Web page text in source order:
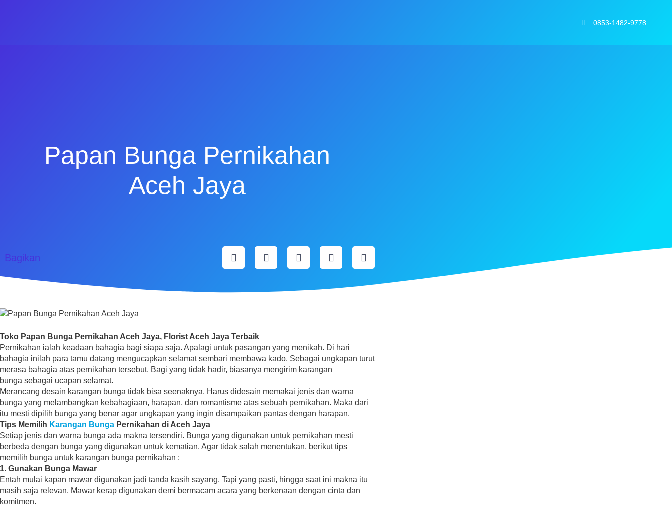
0853-1482-9778
Papan Bunga Pernikahan
Aceh Jaya
Bagikan
Toko Papan Bunga Pernikahan Aceh Jaya, Florist Aceh Jaya Terbaik
Pernikahan ialah keadaan bahagia bagi siapa saja. Apalagi untuk pasangan yang menikah. Di hari
bahagia inilah para tamu datang mengucapkan selamat sembari membawa kado. Sebagai ungkapan turut
merasa bahagia atas pernikahan tersebut. Bagi yang tidak hadir, biasanya mengirim karangan
bunga sebagai ucapan selamat.
Merancang desain karangan bunga tidak bisa seenaknya. Harus didesain memakai jenis dan warna
bunga yang melambangkan kebahagiaan, harapan, dan romantisme atas sebuah pernikahan. Maka dari
itu mesti dipilih bunga yang benar agar ungkapan yang ingin disampaikan pantas dengan harapan.
Tips Memilih Karangan Bunga Pernikahan di Aceh Jaya
Setiap jenis dan warna bunga ada makna tersendiri. Bunga yang digunakan untuk pernikahan mesti
berbeda dengan bunga yang digunakan untuk kematian. Agar tidak salah menentukan, berikut tips
memilih bunga untuk karangan bunga pernikahan :
1. Gunakan Bunga Mawar
Entah mulai kapan mawar digunakan jadi tanda kasih sayang. Tapi yang pasti, hingga saat ini makna itu
masih saja relevan. Mawar kerap digunakan demi bermacam acara yang berkenaan dengan cinta dan
komitmen.